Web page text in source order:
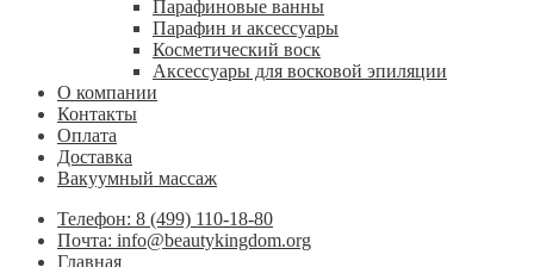
Парафиновые ванны
Парафин и аксессуары
Косметический воск
Аксессуары для восковой эпиляции
О компании
Контакты
Оплата
Доставка
Вакуумный массаж
Телефон: 8 (499) 110-18-80
Почта: info@beautykingdom.org
Главная